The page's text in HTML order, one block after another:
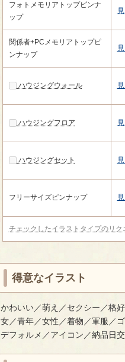
フォトメモリアトップピンナ
ップ
関係者+PCメモリアトップピ
ンナップ
ハウジングウォール
ハウジングフロア
ハウジングセット
フリーサイズピンナップ
チェックしたイラストタイプのリク
得意なイラスト
かわいい／萌え／セクシー／格
女／青年／女性／着物／軍服／
デフォルメ／アイコン／納品日